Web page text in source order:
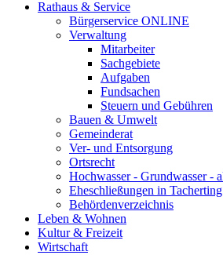
Rathaus & Service
Bürgerservice ONLINE
Verwaltung
Mitarbeiter
Sachgebiete
Aufgaben
Fundsachen
Steuern und Gebühren
Bauen & Umwelt
Gemeinderat
Ver- und Entsorgung
Ortsrecht
Hochwasser - Grundwasser -
Eheschließungen in Tacherting
Behördenverzeichnis
Leben & Wohnen
Kultur & Freizeit
Wirtschaft